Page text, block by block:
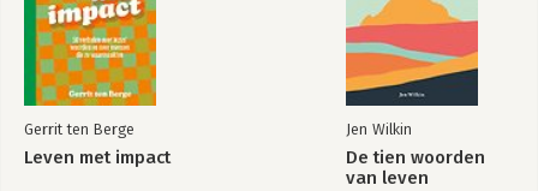
Gerrit ten Berge
Leven met impact
Jen Wilkin
De tien woorden
van leven